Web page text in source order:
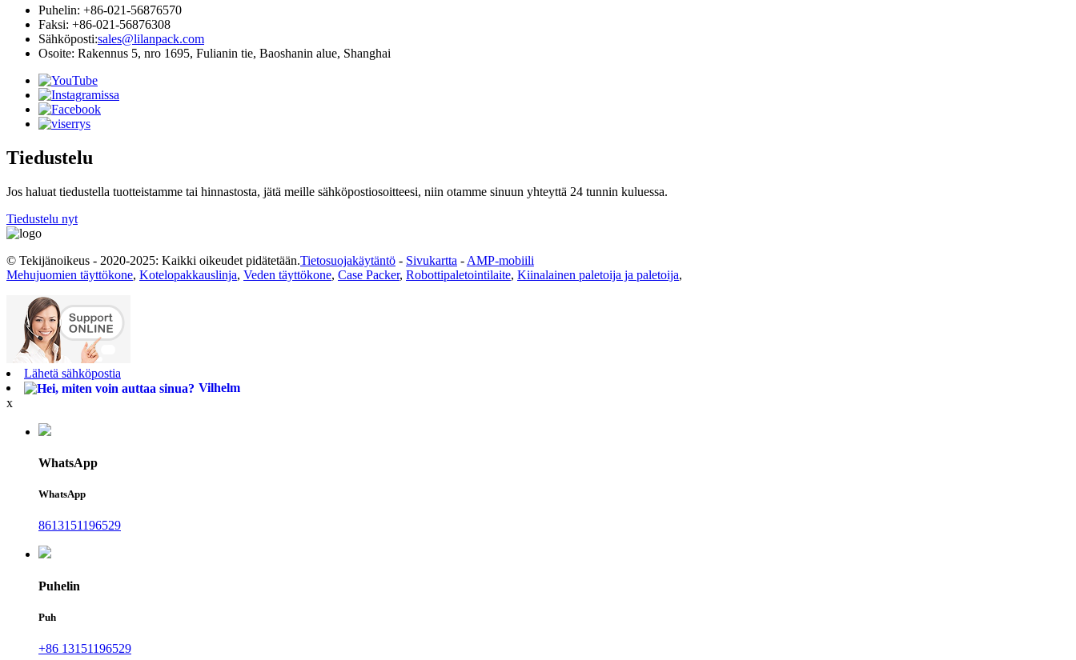
Puhelin: +86-021-56876570
Faksi: +86-021-56876308
Sähköposti:sales@lilanpack.com
Osoite: Rakennus 5, nro 1695, Fulianin tie, Baoshanin alue, Shanghai
Tiedustelu
Jos haluat tiedustella tuotteistamme tai hinnastosta, jätä meille sähköpostiosoitteesi, niin otamme sinuun yhteyttä 24 tunnin kuluessa.
Tiedustelu nyt
© Tekijänoikeus - 2020-2025: Kaikki oikeudet pidätetään.Tietosuojakäytäntö - Sivukartta - AMP-mobiili
Mehujuomien täyttökone, Kotelopakkauslinja, Veden täyttökone, Case Packer, Robottipaletointilaite, Kiinalainen paletoija ja paletoija,
Lähetä sähköpostia
Vilhelm
x
WhatsApp
WhatsApp
8613151196529
Puhelin
Puh
+86 13151196529